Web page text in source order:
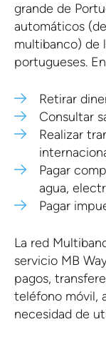
grande de
automáticos
multibanco) de
portugueses.
Retirar
Consultar
Realizar
Pagar
agua,
Pagar
La red
servicio MB
pagos,
teléfono móvil,
necesidad de